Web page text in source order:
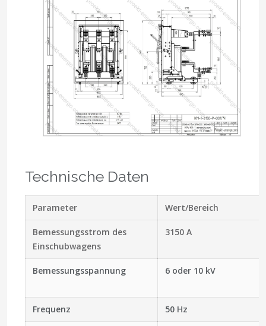
Technische Daten
Parameter Wert/Bereich
Bemessungsstrom des
Einschubwagens
3150 A
Bemessungsspannung 6 oder 10 kV
Frequenz 50 Hz